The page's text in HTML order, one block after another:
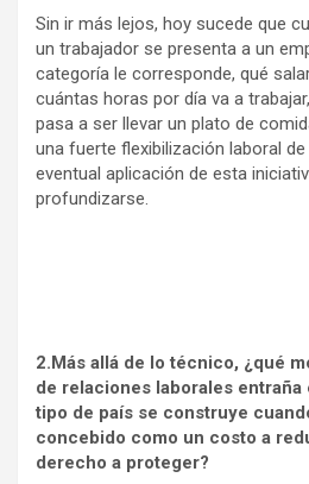
Sin ir más lejos, hoy sucede que
un trabajador se presenta a un
categoría le corresponde, qué
cuántas horas por día va a
pasa a ser llevar un plato de
una fuerte flexibilización laboral
eventual aplicación de esta
profundizarse.
2.Más allá de lo técnico, ¿qué
de relaciones laborales entraña
tipo de país se construye
concebido como un costo a
derecho a proteger?